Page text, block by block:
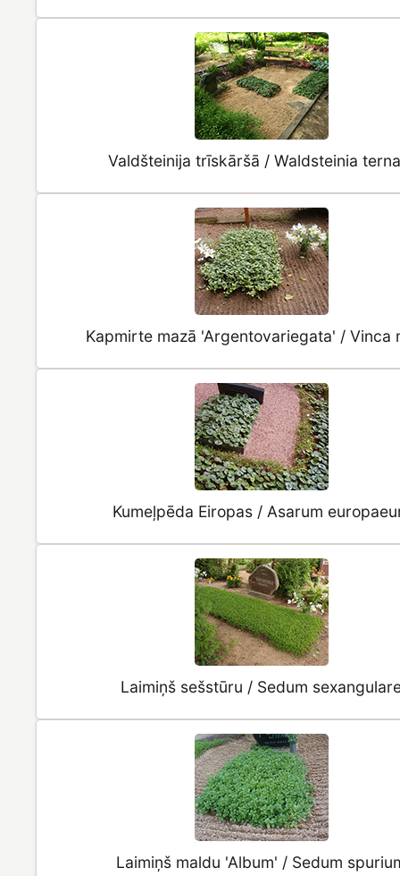
Valdšteinija trīskāršā / Waldsteinia
Kapmirte mazā 'Argentovariegata' / Vinca
Kumeļpēda Eiropas / Asarum
Laimiņš sešstūru / Sedum
Laimiņš maldu 'Album' / Sedum